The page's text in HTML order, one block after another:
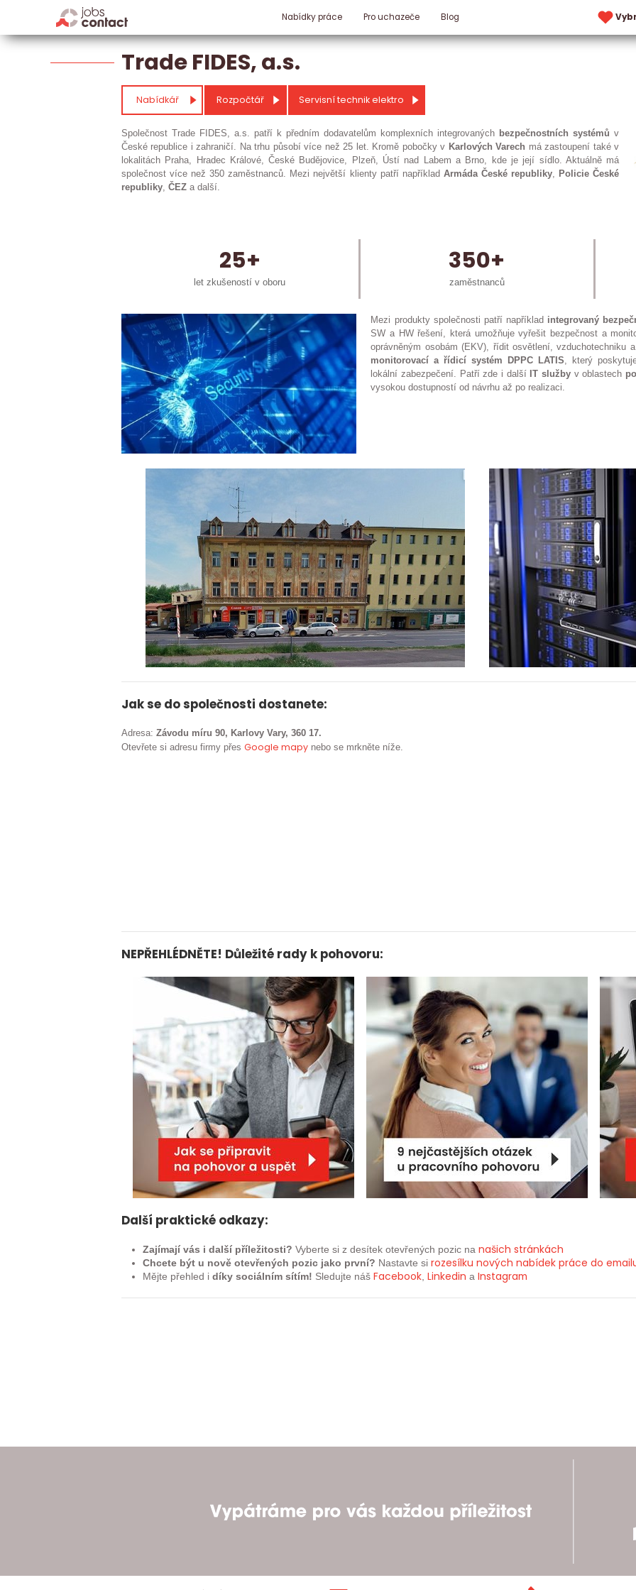
Nabídky práce Pro uchazeče Blog
Trade FIDES, a.s.
Nabídkář Rozpočtář Servisní technik elektro
Společnost Trade FIDES, a.s. patří k předním dodavatelům komplexních integrovaných bezpečnostních systémů v
České republice i zahraničí. Na trhu působí více než 25 let. Kromě pobočky v Karlových Varech má zastoupení také v
lokalitách Praha, Hradec Králové, České Budějovice, Plzeň, Ústí nad Labem a Brno, kde je její sídlo. Aktuálně má
společnost více než 350 zaměstnanců. Mezi největší klienty patří například Armáda České republiky, Policie České
republiky, ČEZa další.
25+
let zkušeností v oboru
350+
zaměstnanců
Mezi produkty společnosti patří například integrovaný
SW a HW řešení, která umožňuje vyřešit bezpečnost a
oprávněným osobám (EKV), řídit osvětlení, vzduchotechniku
monitorovací a řídicí systém DPPC LATIS , který
lokální zabezpečení. Patří zde i další IT služby v oblastech
vysokou dostupností od návrhu až po realizaci.
Jak se do společnosti dostanete:
Adresa: Závodu míru 90, Karlovy Vary, 360 17.
Otevřete si adresu firmy přes Google mapynebo se mrkněte níže.
NEPŘEHLÉDNĚTE! Důležité rady k pohovoru:
Další praktické odkazy:
Zajímají vás i další příležitosti? Vyberte si z desítek otevřených pozic na našich stránkách
Chcete být u nově otevřených pozic jako první? Nastavte si rozesílku nových nabídek práce do
Mějte přehled i díky sociálním sítím! Sledujte náš Facebook, Linkedin a Instagram